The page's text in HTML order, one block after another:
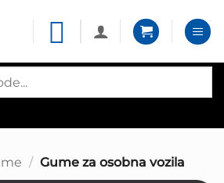
/ Gume za osobna vozila